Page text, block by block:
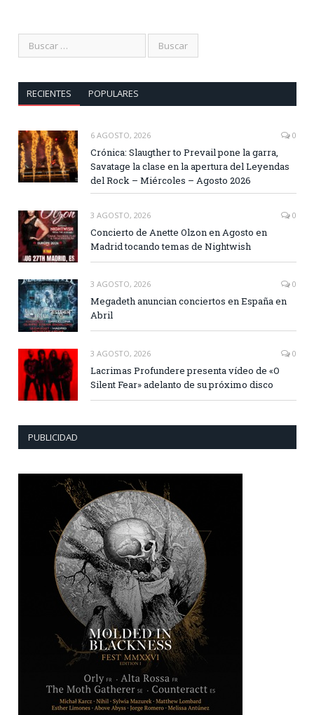
RECIENTES POPULARES
6 AGOSTO, 2026 0
Crónica: Slaugther to Prevail pone la garra,
Savatage la clase en la apertura del Leyendas
del Rock – Miércoles – Agosto 2026
3 AGOSTO, 2026 0
Concierto de Anette Olzon en Agosto en
Madrid tocando temas de Nightwish
3 AGOSTO, 2026 0
Megadeth anuncian conciertos en España en
Abril
3 AGOSTO, 2026 0
Lacrimas Profundere presenta vídeo de «O
Silent Fear» adelanto de su próximo disco
PUBLICIDAD